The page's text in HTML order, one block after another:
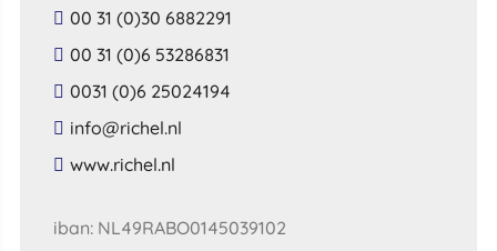
00 31 (0)30 6882291
00 31 (0)6 53286831
0031 (0)6 25024194
​info​@​richel​.​nl​
​www​.​richel​.​nl​
iban: NL49RABO0145039102